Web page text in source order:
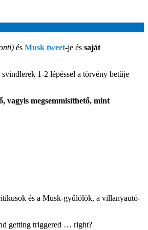
és Musk tweet-je és saját
1-2 lépéssel a törvény betűje
vagyis megsemmisíthető, mint
és a Musk-gyűlölök, a villanyautó-
getting triggered … right?